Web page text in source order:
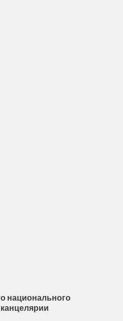
национального